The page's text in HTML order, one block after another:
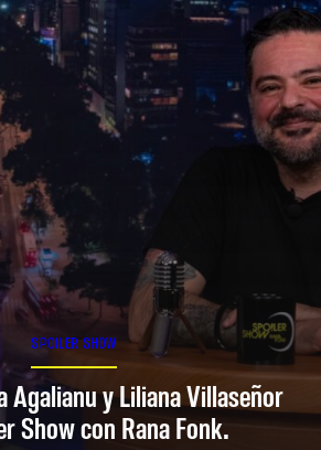
SPOILER SHOW
Agalianu y Liliana Villaseñor
Show con Rana Fonk.